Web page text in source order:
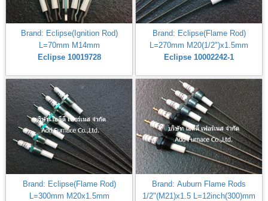
Brand: Eclipse(Ignition Rod)
L=70mm M14mm
Eclipse 10019728
Brand: Eclipse(Flame Rod)
L=270mm M20(1/2")x1.5mm
Eclipse 10002242-1
Brand: Eclipse(Flame Rod)
L=300mm M20x1.5mm
Brand: Auburn Flame Rods
1/2"(M21)x1.5 L=12inch(300)mm